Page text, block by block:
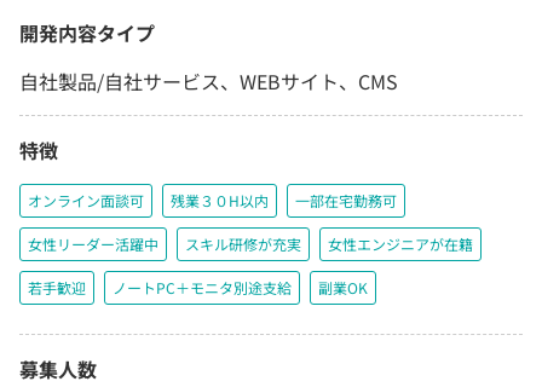
開発内容タイプ
自社製品/自社サービス、WEBサイト、CMS
特徴
オンライン面談可 残業３０H以内 一部在宅勤務可
女性リーダー活躍中 スキル研修が充実 女性エンジニアが在籍
若手歓迎 ノートPC＋モニタ別途支給 副業OK
募集人数